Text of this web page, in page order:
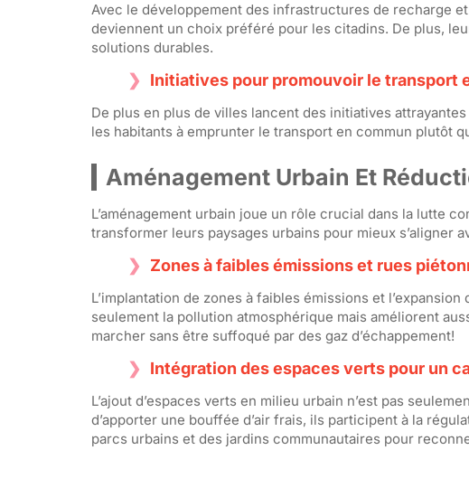
Avec le développement des infrastructures de recharge
deviennent un choix préféré pour les citadins. De plus,
solutions durables.
Initiatives pour promouvoir le transport
De plus en plus de villes lancent des initiatives
les habitants à emprunter le transport en commun plutôt
Aménagement Urbain Et
L’aménagement urbain joue un rôle crucial dans la lutte
transformer leurs paysages urbains pour mieux s’aligner
Zones à faibles émissions et rues
L’implantation de zones à faibles émissions et
seulement la pollution atmosphérique mais améliorent
marcher sans être suffoqué par des gaz d’échappement!
Intégration des espaces verts pour un
L’ajout d’espaces verts en milieu urbain n’est pas
d’apporter une bouffée d’air frais, ils participent à la
parcs urbains et des jardins communautaires pour